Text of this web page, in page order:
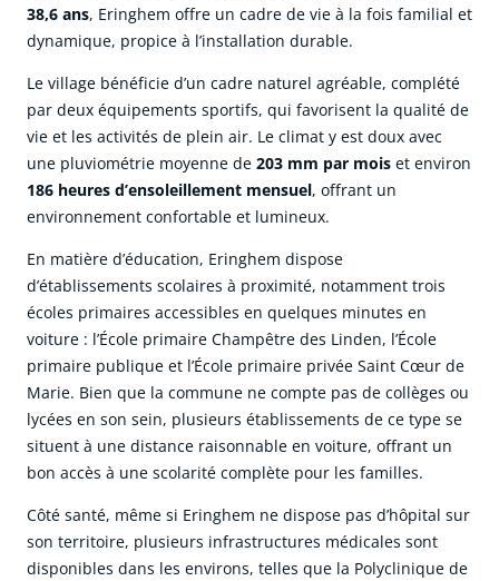
38,6 ans, Eringhem offre un cadre de vie à la fois familial et
dynamique, propice à l’installation durable.
Le village bénéficie d’un cadre naturel agréable, complété
par deux équipements sportifs, qui favorisent la qualité de
vie et les activités de plein air. Le climat y est doux avec
une pluviométrie moyenne de 203 mm par mois et environ
186 heures d’ensoleillement mensuel, offrant un
environnement confortable et lumineux.
En matière d’éducation, Eringhem dispose
d’établissements scolaires à proximité, notamment trois
écoles primaires accessibles en quelques minutes en
voiture : l’École primaire Champêtre des Linden, l’École
primaire publique et l’École primaire privée Saint Cœur de
Marie. Bien que la commune ne compte pas de collèges ou
lycées en son sein, plusieurs établissements de ce type se
situent à une distance raisonnable en voiture, offrant un
bon accès à une scolarité complète pour les familles.
Côté santé, même si Eringhem ne dispose pas d’hôpital sur
son territoire, plusieurs infrastructures médicales sont
disponibles dans les environs, telles que la Polyclinique de